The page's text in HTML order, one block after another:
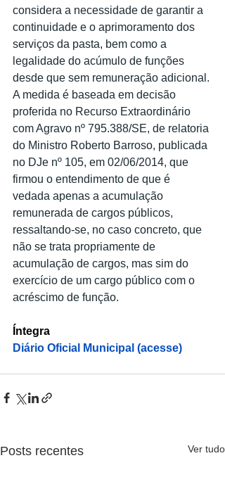
considera a necessidade de garantir a
continuidade e o aprimoramento dos
serviços da pasta, bem como a
legalidade do acúmulo de funções
desde que sem remuneração adicional.
A medida é baseada em decisão
proferida no Recurso Extraordinário
com Agravo nº 795.388/SE, de relatoria
do Ministro Roberto Barroso, publicada
no DJe nº 105, em 02/06/2014, que
firmou o entendimento de que é
vedada apenas a acumulação
remunerada de cargos públicos,
ressaltando-se, no caso concreto, que
não se trata propriamente de
acumulação de cargos, mas sim do
exercício de um cargo público com o
acréscimo de função.
Íntegra
Diário Oficial Municipal (acesse)
Posts recentes Ver tudo